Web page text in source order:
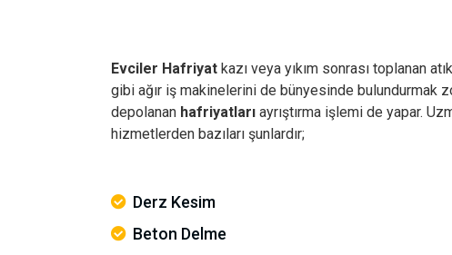
Evciler Hafriyat kazı veya yıkım sonrası toplanan
gibi ağır iş makinelerini de bünyesinde bulundurmak
depolanan hafriyatları ayrıştırma işlemi de yapar.
hizmetlerden bazıları şunlardır;
Derz Kesim
Beton Delme